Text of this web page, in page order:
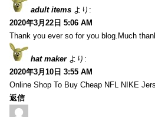
adult items より:
2020年3月22日 5:06 AM
Thank you ever so for you blog.Much
hat maker より:
2020年3月10日 3:55 AM
Online Shop To Buy Cheap NFL NIKE
返信